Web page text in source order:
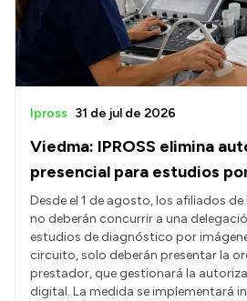
Viedma: IPROSS elimina
presencial para estudios
Ipross 31 de jul de 2026
Desde el 1 de agosto, los afiliados de
no deberán concurrir a una
estudios de diagnóstico por
circuito, solo deberán presentar la
prestador, que gestionará la
digital. La medida se implementará